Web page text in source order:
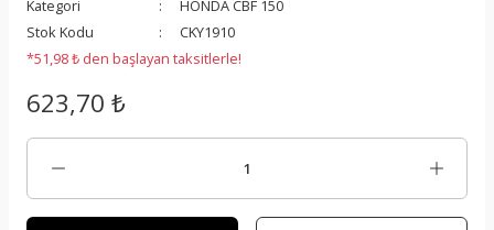
Kategori
HONDA CBF 150
Stok Kodu
CKY1910
*51,98 ₺ den başlayan taksitlerle!
623,70 ₺